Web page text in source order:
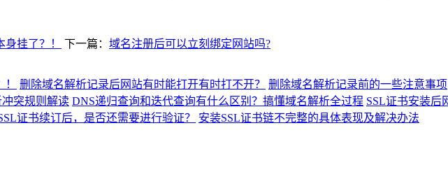
挂了？！ 下一篇： 域名注册后可以立刻绑定网站吗?
删除域名解析记录后网站有时能打开有时打不开？ 删除域名解析记录前的一些注意事项
突规则解读 DNS递归查询和迭代查询有什么区别？搞懂域名解析全过程 SSL证书安装后
证书续订后，是否还需要进行验证？
安装SSL证书链不完整的具体表现及解决办法